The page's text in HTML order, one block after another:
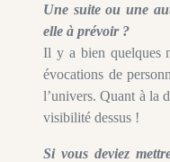
Une suite ou une
elle à prévoir ?
Il y a bien quelques
évocations de
l’univers. Quant à la
visibilité dessus !
Si vous deviez